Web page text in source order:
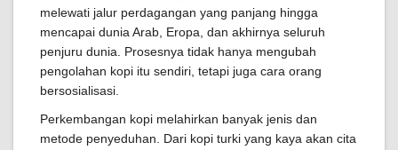
melewati jalur perdagangan yang panjang hingga
mencapai dunia Arab, Eropa, dan akhirnya seluruh
penjuru dunia. Prosesnya tidak hanya mengubah
pengolahan kopi itu sendiri, tetapi juga cara orang
bersosialisasi.
Perkembangan kopi melahirkan banyak jenis dan
metode penyeduhan. Dari kopi turki yang kaya akan cita